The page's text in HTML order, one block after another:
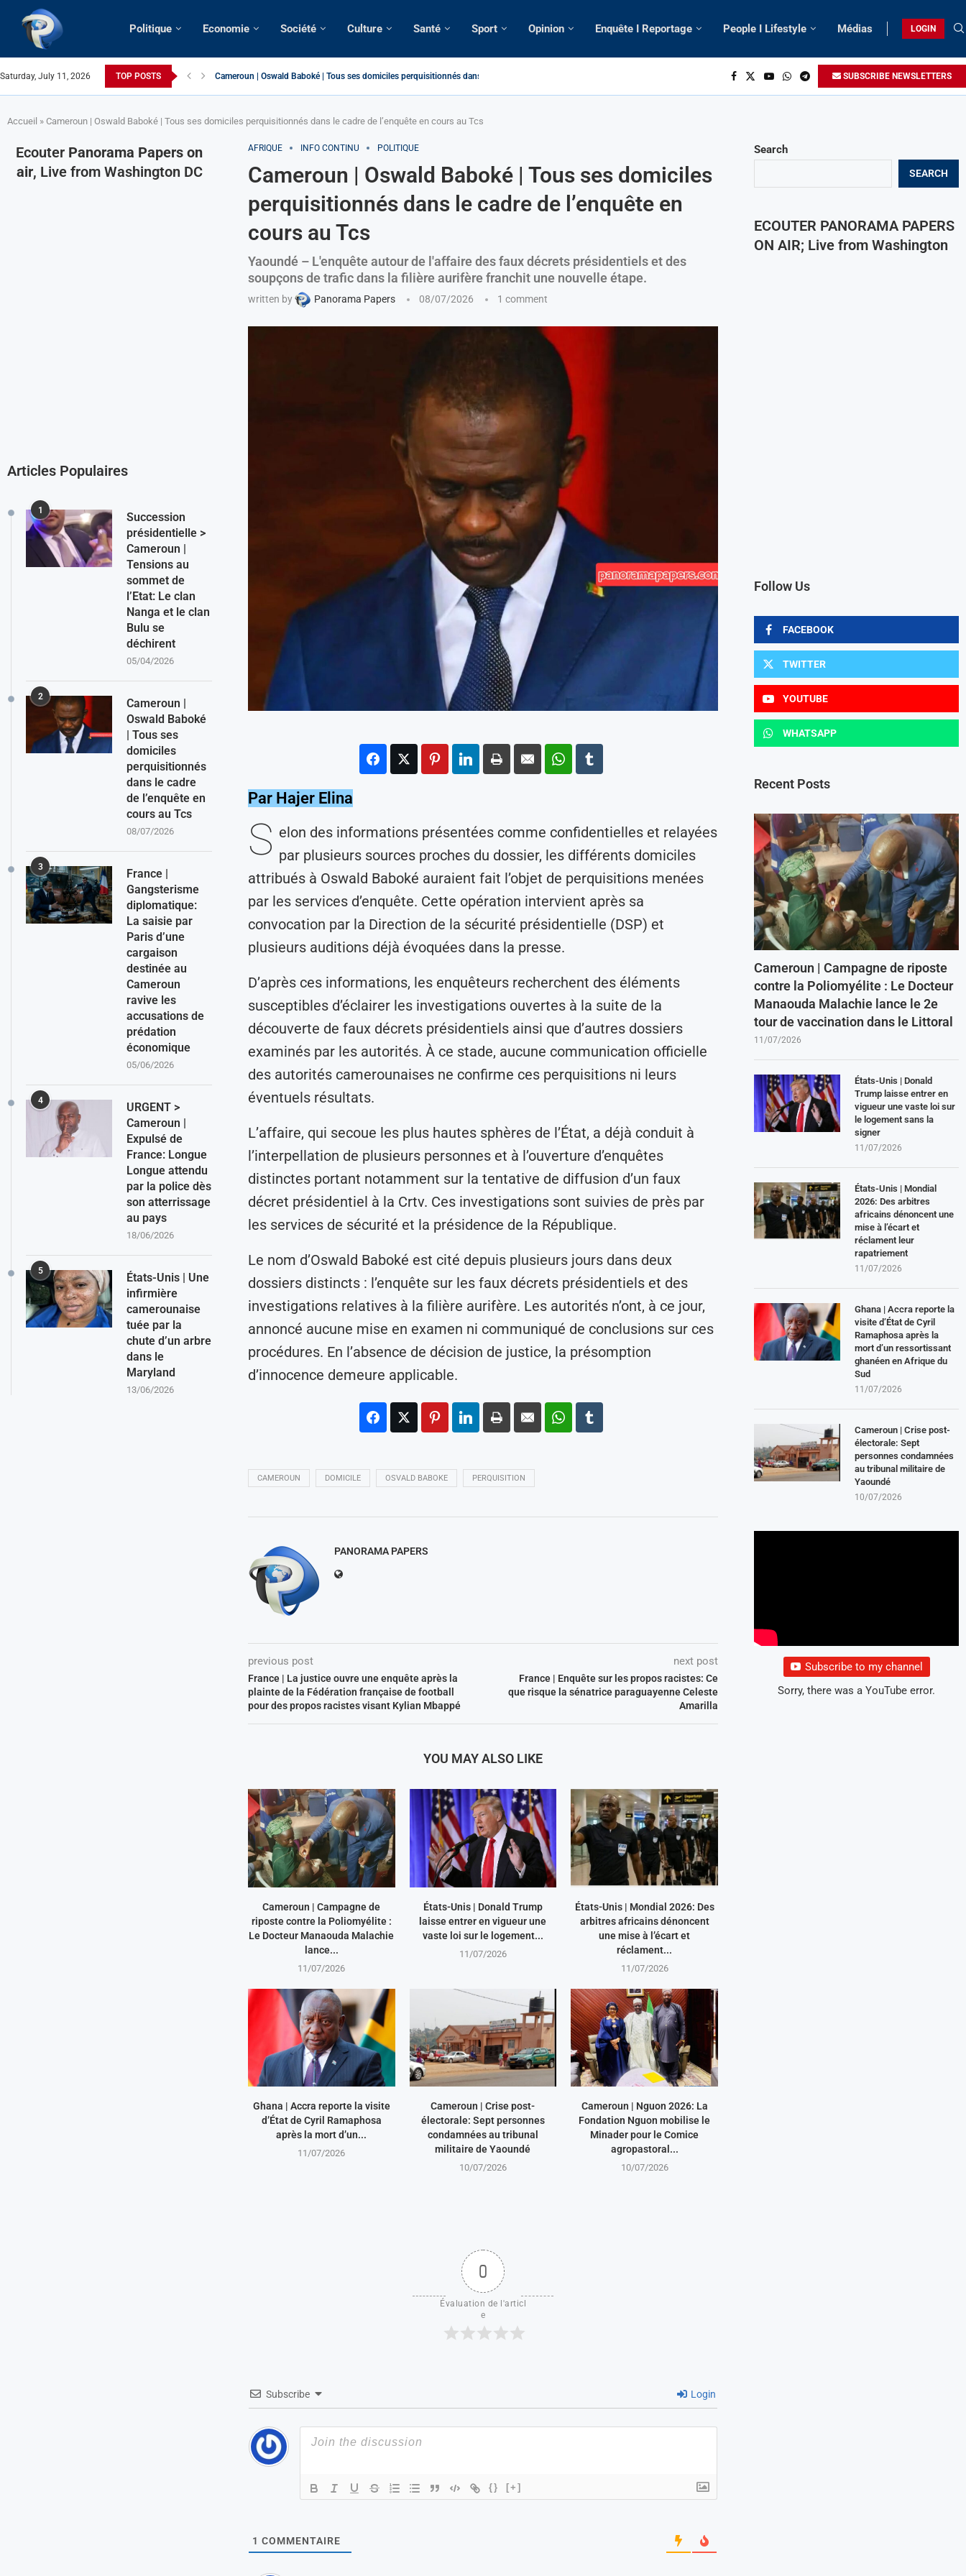
Politique Economie Société Culture Santé Sport Opinion Enquête I Reportage People I Lifestyle Médias LOGIN
Saturday, July 11, 2026 TOP POSTS France | Gangsterisme diplomatique: La saisie par Paris d’une cargaison destinée... SUBSCRIBE NEWSLETTERS
Accueil » Cameroun | Oswald Baboké | Tous ses domiciles perquisitionnés dans le cadre de l’enquête en cours au Tcs
AFRIQUE INFO CONTINU POLITIQUE
Cameroun | Oswald Baboké | Tous ses domiciles
perquisitionnés dans le cadre de l’enquête en
cours au Tcs
Yaoundé – L'enquête autour de l'affaire des faux décrets présidentiels et des
soupçons de trafic dans la filière aurifère franchit une nouvelle étape.
written by Panorama Papers 08/07/2026 1 comment
Par Hajer Elina
S elon des informations présentées comme confidentielles et relayées
par plusieurs sources proches du dossier, les différents domiciles
attribués à Oswald Baboké auraient fait l’objet de perquisitions menées
par les services d’enquête. Cette opération intervient après sa
convocation par la Direction de la sécurité présidentielle (DSP) et
plusieurs auditions déjà évoquées dans la presse.
D’après ces informations, les enquêteurs recherchent des éléments
susceptibles d’éclairer les investigations ouvertes à la suite de la
découverte de faux décrets présidentiels ainsi que d’autres dossiers
examinés par les autorités. À ce stade, aucune communication officielle
des autorités camerounaises ne confirme ces perquisitions ni leurs
éventuels résultats.
L’affaire, qui secoue les plus hautes sphères de l’État, a déjà conduit à
l’interpellation de plusieurs personnes et à l’ouverture d’enquêtes
distinctes portant notamment sur la tentative de diffusion d’un faux
décret présidentiel à la Crtv. Ces investigations sont suivies de près par
les services de sécurité et la présidence de la République.
Le nom d’Oswald Baboké est cité depuis plusieurs jours dans deux
dossiers distincts : l’enquête sur les faux décrets présidentiels et des
investigations relatives à la filière aurifère. Les autorités n’ont, à ce jour,
annoncé aucune mise en examen ni communiqué de conclusions sur ces
procédures. En l’absence de décision de justice, la présomption
d’innocence demeure applicable.
CAMEROUN DOMICILE OSVALD BABOKE PERQUISITION
PANORAMA PAPERS
previous post
France | La justice ouvre une enquête après la
plainte de la Fédération française de football
pour des propos racistes visant Kylian Mbappé
next post
France | Enquête sur les propos racistes: Ce
que risque la sénatrice paraguayenne Celeste
Amarilla
YOU MAY ALSO LIKE
Cameroun | Campagne de
riposte contre la Poliomyélite :
Le Docteur Manaouda Malachie
lance...
11/07/2026
États-Unis | Donald Trump
laisse entrer en vigueur une
vaste loi sur le logement...
11/07/2026
États-Unis | Mondial 2026: Des
arbitres africains dénoncent
une mise à l’écart et
réclament...
11/07/2026
Ghana | Accra reporte la visite
d’État de Cyril Ramaphosa
après la mort d’un...
11/07/2026
Cameroun | Crise post-
électorale: Sept personnes
condamnées au tribunal
militaire de Yaoundé
10/07/2026
Cameroun | Nguon 2026: La
Fondation Nguon mobilise le
Minader pour le Comice
agropastoral...
10/07/2026
0
Évaluation de l'articl
e
Subscribe Login
{} [+]
1 COMMENTAIRE
Search
SEARCH
ECOUTER PANORAMA PAPERS
ON AIR; Live from Washington
Follow Us
FACEBOOK
TWITTER
YOUTUBE
WHATSAPP
Recent Posts
Cameroun | Campagne de riposte
contre la Poliomyélite : Le Docteur
Manaouda Malachie lance le 2e
tour de vaccination dans le Littoral
11/07/2026
États-Unis | Donald
Trump laisse entrer en
vigueur une vaste loi sur
le logement sans la
signer
11/07/2026
États-Unis | Mondial
2026: Des arbitres
africains dénoncent une
mise à l’écart et
réclament leur
rapatriement
11/07/2026
Ghana | Accra reporte la
visite d’État de Cyril
Ramaphosa après la
mort d’un ressortissant
ghanéen en Afrique du
Sud
11/07/2026
Cameroun | Crise post-
électorale: Sept
personnes condamnées
au tribunal militaire de
Yaoundé
10/07/2026
Subscribe to my channel
Sorry, there was a YouTube error.
Ecouter Panorama Papers on
air, Live from Washington DC
Articles Populaires
1
Succession
présidentielle >
Cameroun |
Tensions au
sommet de
l’Etat: Le clan
Nanga et le clan
Bulu se
déchirent
05/04/2026
2
Cameroun |
Oswald Baboké
| Tous ses
domiciles
perquisitionnés
dans le cadre
de l’enquête en
cours au Tcs
08/07/2026
3
France |
Gangsterisme
diplomatique:
La saisie par
Paris d’une
cargaison
destinée au
Cameroun
ravive les
accusations de
prédation
économique
05/06/2026
4
URGENT >
Cameroun |
Expulsé de
France: Longue
Longue attendu
par la police dès
son atterrissage
au pays
18/06/2026
5
États-Unis | Une
infirmière
camerounaise
tuée par la
chute d’un arbre
dans le
Maryland
13/06/2026